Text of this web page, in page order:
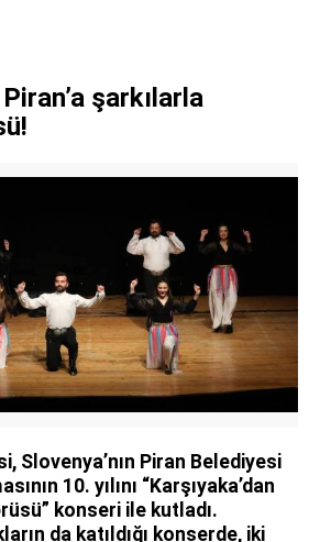
şarkılarla
Slovenya’nın Piran Belediyesi
10. yılını “Karşıyaka’dan
konseri ile kutladı.
da katıldığı konserde, iki